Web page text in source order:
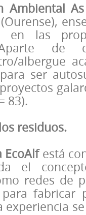
Ambiental
en las
de
albergue
ser
83).
residuos.
EcoAlfestá
el
redes de
fabricar